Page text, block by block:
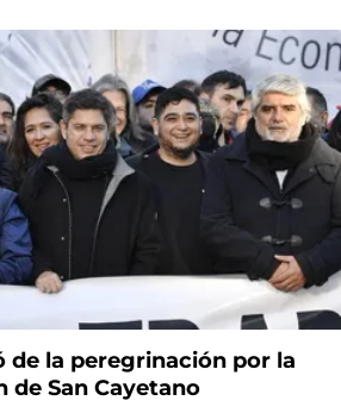
de la peregrinación por la
San Cayetano